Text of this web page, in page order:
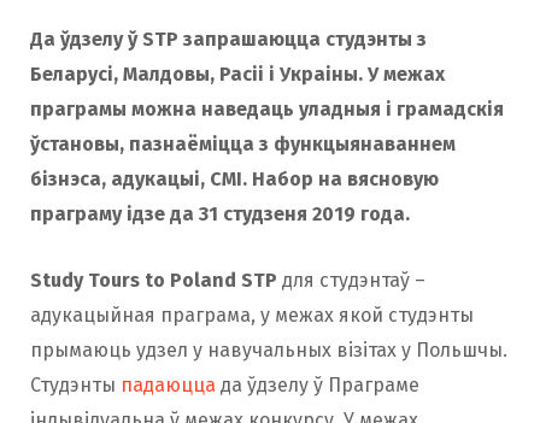
Да ўдзелу ў STP запрашаюцца студэнты з
Беларусі, Малдовы, Расіі і Украіны. У межах
праграмы можна наведаць уладныя і грамадскія
ўстановы, пазнаёміцца з функцыянаваннем
бізнэса, адукацыі, СМІ. Набор на вясновую
праграму ідзе да 31 студзеня 2019 года.
Study Tours to Poland STP для студэнтаў –
адукацыйная праграма, у межах якой студэнты
прымаюць удзел у навучальных візітах у Польшчы.
Студэнты падаюцца да ўдзелу ў Праграме